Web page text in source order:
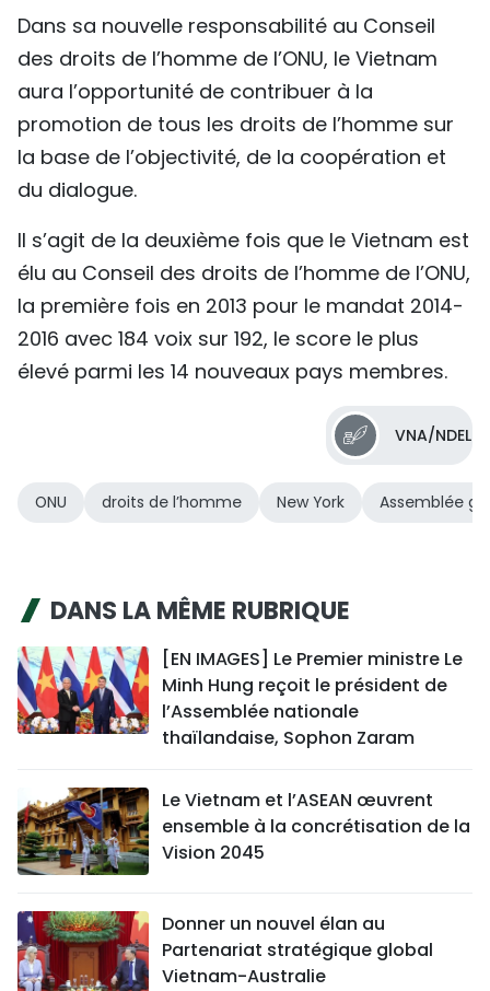
Dans sa nouvelle responsabilité au Conseil
des droits de l’homme de l’ONU, le Vietnam
aura l’opportunité de contribuer à la
promotion de tous les droits de l’homme sur
la base de l’objectivité, de la coopération et
du dialogue.
Il s’agit de la deuxième fois que le Vietnam est
élu au Conseil des droits de l’homme de l’ONU,
la première fois en 2013 pour le mandat 2014-
2016 avec 184 voix sur 192, le score le plus
élevé parmi les 14 nouveaux pays membres.
VNA/NDEL
ONU droits de l’homme New York Assemblée
DANS LA MÊME RUBRIQUE
[EN IMAGES] Le Premier ministre Le
Minh Hung reçoit le président de
l’Assemblée nationale
thaïlandaise, Sophon Zaram
Le Vietnam et l’ASEAN œuvrent
ensemble à la concrétisation de la
Vision 2045
Donner un nouvel élan au
Partenariat stratégique global
Vietnam-Australie